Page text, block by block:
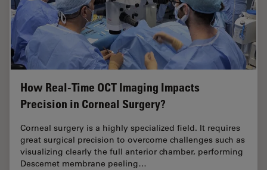
How Real-Time OCT Imaging Impacts
Precision in Corneal Surgery?
Corneal surgery is a highly specialized field. It requires
great surgical precision to overcome challenges such as
visualizing clearly the full anterior chamber, performing
Descemet membrane peeling…